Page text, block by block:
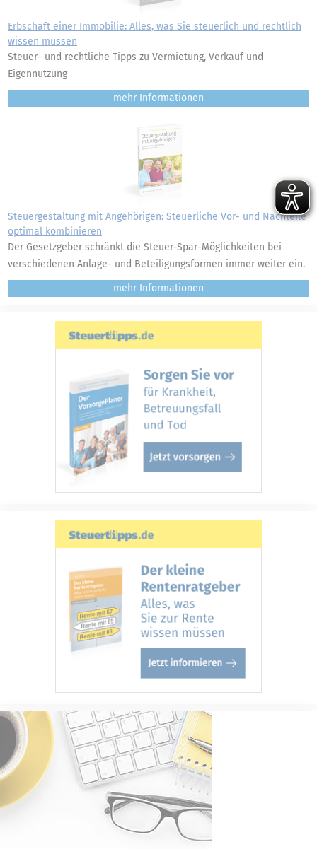
Erbschaft einer Immobilie: Alles, was Sie steuerlich und rechtlich
wissen müssen
Steuer- und rechtliche Tipps zu Vermietung, Verkauf und
Eigennutzung
mehr
Steuergestaltung mit Angehörigen: Steuerliche Vor- und Nachteile
optimal kombinieren
Der Gesetzgeber schränkt die Steuer-Spar-Möglichkeiten bei
verschiedenen Anlage- und Beteiligungsformen immer weiter ein.
mehr